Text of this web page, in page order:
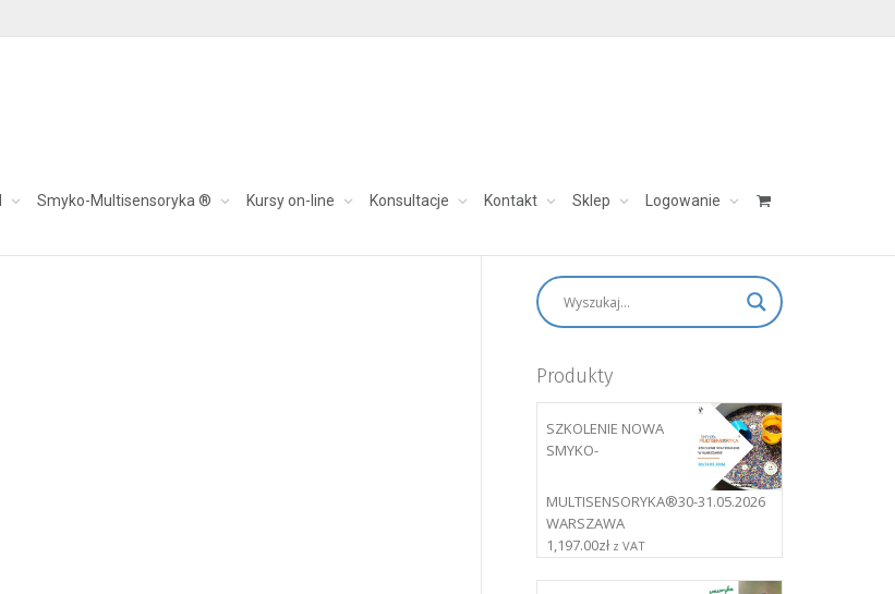
Smyko-Multisensoryka ® Kursy on-line Konsultacje Kontakt Sklep Logowanie
skontaktuj się: aleksandra@charezinska.pl
Produkty
SZKOLENIE NOWA
SMYKO-
MULTISENSORYKA®30-31.05.2026
WARSZAWA
1,197.00zł z VAT